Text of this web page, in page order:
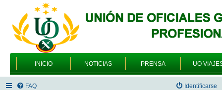
INICIO NOTICIAS PRENSA UO
FAQ Identificarse